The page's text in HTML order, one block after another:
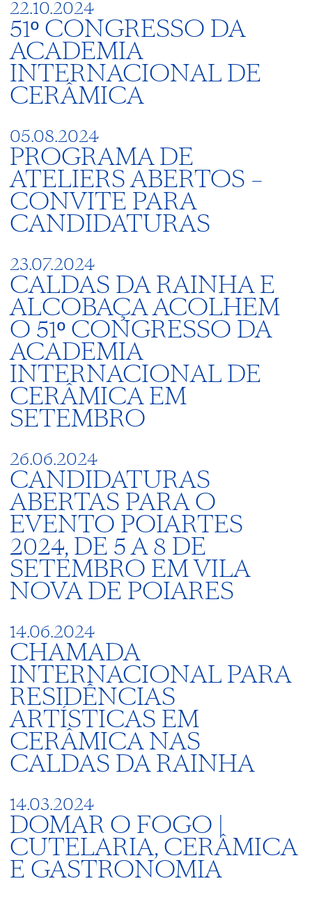
22.10.2024
51º CONGRESSO DA
ACADEMIA
INTERNACIONAL DE
CERÂMICA
05.08.2024
PROGRAMA DE
ATELIERS ABERTOS –
CONVITE PARA
CANDIDATURAS
23.07.2024
CALDAS DA RAINHA E
ALCOBAÇA ACOLHEM
O 51º CONGRESSO DA
ACADEMIA
INTERNACIONAL DE
CERÂMICA EM
SETEMBRO
26.06.2024
CANDIDATURAS
ABERTAS PARA O
EVENTO POIARTES
2024, DE 5 A 8 DE
SETEMBRO EM VILA
NOVA DE POIARES
14.06.2024
CHAMADA
INTERNACIONAL PARA
RESIDÊNCIAS
ARTÍSTICAS EM
CERÂMICA NAS
CALDAS DA RAINHA
14.03.2024
DOMAR O FOGO |
CUTELARIA, CERÂMICA
E GASTRONOMIA